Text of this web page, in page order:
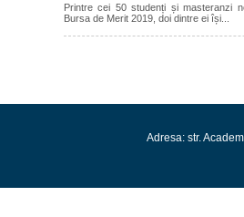
Printre cei 50 studenți și masteranzi
Bursa de Merit 2019, doi dintre ei își...
Adresa: str.